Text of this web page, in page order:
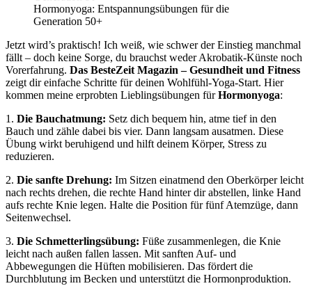
Hormonyoga: Entspannungsübungen für die
Generation 50+
Jetzt wird’s praktisch! Ich weiß, wie schwer der Einstieg manchmal
fällt – doch keine Sorge, du brauchst weder Akrobatik-Künste noch
Vorerfahrung. Das BesteZeit Magazin – Gesundheit und Fitness
zeigt dir einfache Schritte für deinen Wohlfühl-Yoga-Start. Hier
kommen meine erprobten Lieblingsübungen fürHormonyoga:
1. Die Bauchatmung: Setz dich bequem hin, atme tief in den
Bauch und zähle dabei bis vier. Dann langsam ausatmen. Diese
Übung wirkt beruhigend und hilft deinem Körper, Stress zu
reduzieren.
2. Die sanfte Drehung: Im Sitzen einatmend den Oberkörper leicht
nach rechts drehen, die rechte Hand hinter dir abstellen, linke Hand
aufs rechte Knie legen. Halte die Position für fünf Atemzüge, dann
Seitenwechsel.
3. Die Schmetterlingsübung: Füße zusammenlegen, die Knie
leicht nach außen fallen lassen. Mit sanften Auf- und
Abbewegungen die Hüften mobilisieren. Das fördert die
Durchblutung im Becken und unterstützt die Hormonproduktion.